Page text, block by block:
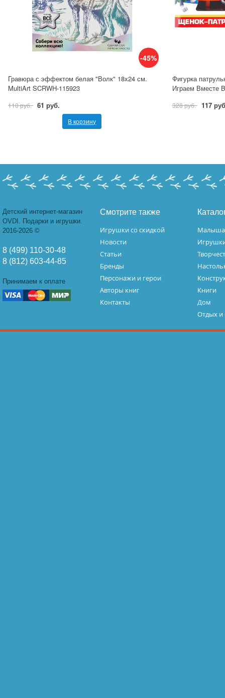
-45%
Гравюра с эффектом белая "Волк" 18х24 см.
MultiArt SCRWH-115923
110 руб. 61 руб.
В корзину
Фигурка
Играем Вместе
328 руб. 117
Детский интернет-магазин
OVDI. Подарки и игрушки.
2016-2026 ©
8 (499) 110-30-48
8 (812) 603-44-85
Принимаем к оплате
Смотрите также
Игрушки со скидкой
Новости
Статьи
Бренды
Персонажи и герои
Авторы книг
Контакты
Книги
Дом
Отдых и